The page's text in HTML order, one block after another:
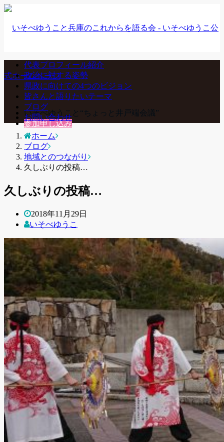
いそべゆうこと“ちょっと井戸端会議”
参加申し込み
代表プロフィール紹介
政治に対する姿勢
県政に向けての4つのビジョン
皆さんと語りたいテーマ
ブログ
お問い合わせ
ホーム
ブログ
地域とのつながり
久しぶりの投稿…
久しぶりの投稿…
2018年11月29日
いそべゆうこ